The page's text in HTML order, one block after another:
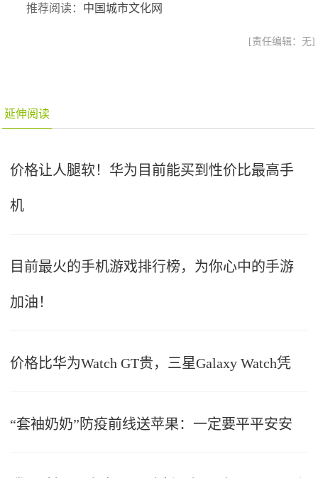
推荐阅读： 中国城市文化网
[责任编辑：无]
延伸阅读
价格让人腿软！华为目前能买到性价比最高手
机
目前最火的手机游戏排行榜，为你心中的手游
加油！
价格比华为Watch GT贵，三星Galaxy Watch凭
“套袖奶奶”防疫前线送苹果：一定要平平安安